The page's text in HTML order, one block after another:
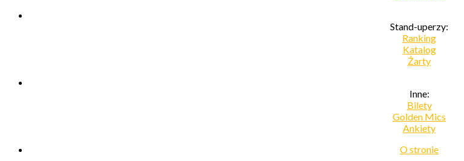
Stand-uperzy:
Ranking
Katalog
Żarty
Inne:
Bilety
Golden Mics
Ankiety
O stronie